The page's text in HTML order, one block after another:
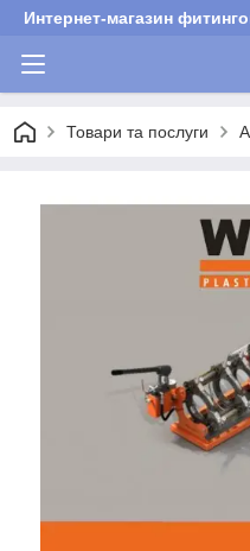
Интернет-магазин
Товари та послуги